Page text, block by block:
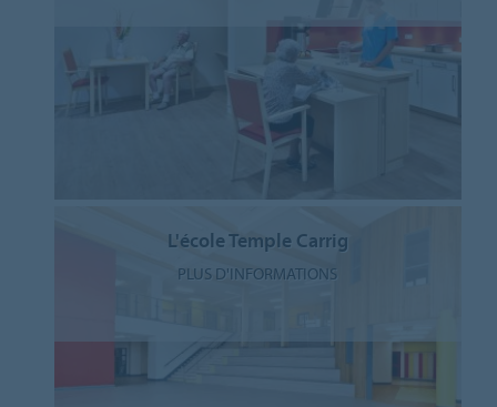
L'école Temple Carrig
PLUS D'INFORMATIONS